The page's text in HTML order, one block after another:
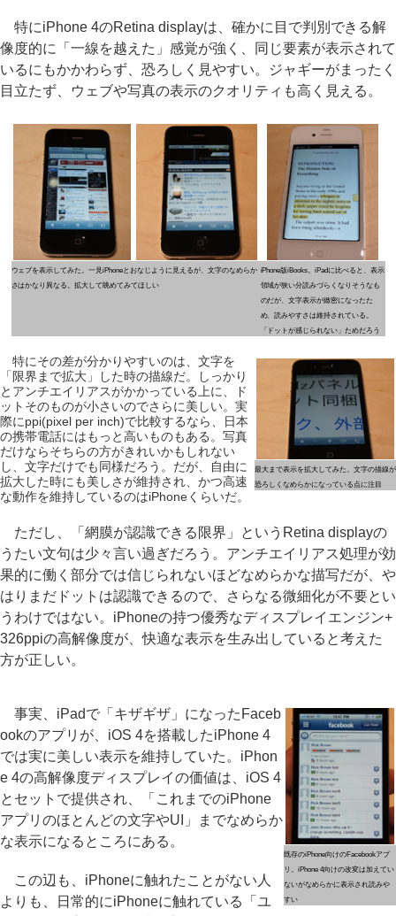
特にiPhone 4のRetina displayは、確かに目で判別できる解
像度的に「一線を越えた」感覚が強く、同じ要素が表示されて
いるにもかかわらず、恐ろしく見やすい。ジャギーがまったく
目立たず、ウェブや写真の表示のクオリティも高く見える。
ウェブを表示してみた。一見iPhoneとおなじように見えるが、文字のなめらか
さはかなり異なる。拡大して眺めてみてほしい
iPhone版iBooks。iPadに比べると、表示
領域が狭い分読みづらくなりそうなも
のだが、文字表示が緻密になったた
め、読みやすさは維持されている。
「ドットが感じられない」ためだろう
最大まで表示を拡大してみた。文字の描線が
恐ろしくなめらかになっている点に注目
特にその差が分かりやすいのは、文字を
「限界まで拡大」した時の描線だ。しっかり
とアンチエイリアスがかかっている上に、ド
ットそのものが小さいのでさらに美しい。実
際にppi(pixel per inch)で比較するなら、日本
の携帯電話にはもっと高いものもある。写真
だけならそちらの方がきれいかもしれない
し、文字だけでも同様だろう。だが、自由に
拡大した時にも美しさが維持され、かつ高速
な動作を維持しているのはiPhoneくらいだ。
ただし、「網膜が認識できる限界」というRetina displayの
うたい文句は少々言い過ぎだろう。アンチエイリアス処理が効
果的に働く部分では信じられないほどなめらかな描写だが、や
はりまだドットは認識できるので、さらなる微細化が不要とい
うわけではない。iPhoneの持つ優秀なディスプレイエンジン+
326ppiの高解像度が、快適な表示を生み出していると考えた
方が正しい。
既存のiPhone向けのFacebookアプ
リ。iPhone 4向けの改変は加えてい
ないがなめらかに表示され読みや
すい
事実、iPadで「キザギザ」になったFaceb
ookのアプリが、iOS 4を搭載したiPhone 4
では実に美しい表示を維持していた。iPhon
e 4の高解像度ディスプレイの価値は、iOS 4
とセットで提供され、「これまでのiPhone
アプリのほとんどの文字やUI」までなめらか
な表示になるところにある。
この辺も、iPhoneに触れたことがない人
よりも、日常的にiPhoneに触れている「ユ